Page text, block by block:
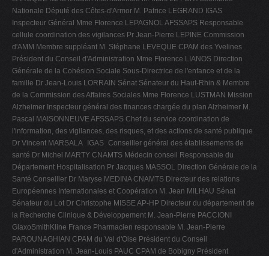
Nationale Député des Côtes-d'Armor M. Patrice LEGRAND IGAS
Inspecteur Général Mme Florence LEPAGNOL AFSSAPS Responsable
cellule coordination des vigilances Pr Jean-Pierre LEPINE Commission
d'AMM Membre suppléant M. Stéphane LEVEQUE CPAM des Yvelines
Président du Conseil d'Administration Mme Florence LIANOS Direction
Générale de la Cohésion Sociale Sous-Directrice de l'enfance et de la
famille Dr Jean-Louis LORRAIN Sénat Sénateur du Haut-Rhin & Membre
de la Commission des Affaires Sociales Mme Florence LUSTMAN Mission
Alzheimer Inspecteur général des finances chargée du plan Alzheimer M.
Pascal MAISONNEUVE AFSSAPS Chef du service coordination de
l'information, des vigilances, des risques, et des actions de santé publique
Dr Vincent MARSALA IGAS Conseiller général des établissements de
santé Dr Michel MARTY CNAMTS Médecin conseil Responsable du
Département Hospitalisation Pr Jacques MASSOL Direction Générale de la
Santé Conseiller Dr Maryse MEDINA CNAMTS Directeur des relations
Européennes Internationales et Coopération M. Jean MILHAU Sénat
Sénateur du Lot Dr Christophe MISSE AP-HP Directeur du département de
la Recherche Clinique & Développement M. Jean-Pierre PACCIONI
GlaxoSmithKline France Pharmacien responsable M. Jean-Pierre
PAROUNAGHIAN CPAM du Val d'Oise Président du Conseil
d'Administration M. Jean-Louis PAUC CPAM de Bobigny Président